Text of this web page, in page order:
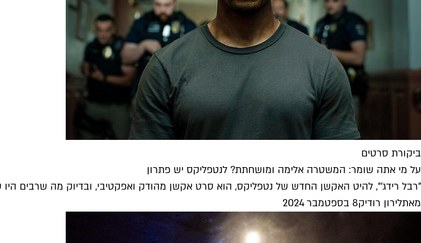
ביקורת סרטים
על מי אתה שומר: המשטרה אלימה ומושחתת? לנטפליקס יש פתרון
"רבל רידג'", להיט האקשן החדש של נטפליקס, הוא סרט אקשן מהודק ואפקטיבי, ובדיוק מה שרבים
מאתלירון רודיק8 בספטמבר 2024